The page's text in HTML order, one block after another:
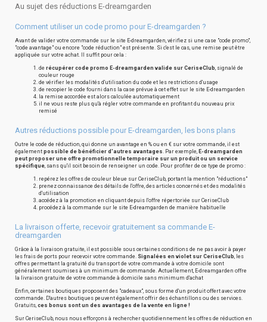
Au sujet des réductions E-dreamgarden
Comment utiliser un code promo pour E-dreamgarden ?
Avant de valider votre commande sur le site E-dreamgarden, vérifiez si une case "code promo",
"code avantage" ou encore "code réduction" est présente. Si c'est le cas, une remise peut être
appliquée sur votre achat. Il suffit pour cela :
de récupérer code promo E-dreamgarden valide sur CeriseClub, signalé de
couleur rouge
de vérifier les modalités d'utilisation du code et les restrictions d'usage
de recopier le code fourni dans la case prévue à cet effet sur le site E-dreamgarden
la remise accordée est alors calculée automatiquement
il ne vous reste plus qu'à régler votre commande en profitant du nouveau prix
remisé
Autres réductions possible pour E-dreamgarden, les bons plans
Outre le code de réduction, qui donne un avantage en % ou en € sur votre commande, il est
également possible de bénéficier d'autres avantages. Par exemple, E-dreamgarden
peut proposer une offre promotionnelle temporaire sur un produit ou un service
spécifique, sans qu'il soit besoin de renseigner un code. Pour profiter de ce type de promo :
repérez les offres de couleur bleue sur CeriseClub, portant la mention "réductions"
prenez connaissance des détails de l'offre, des articles concernés et des modalités
d'utilisation
accédez à la promotion en cliquant depuis l'offre répertoriée sur CeriseClub
procédez à la commande sur le site E-dreamgarden de manière habituelle
La livraison offerte, recevoir gratuitement sa commande E-
dreamgarden
Grâce à la livraison gratuite, il est possible sous certaines conditions de ne pas avoir à payer
les frais de ports pour recevoir votre commande. Signalées en violet sur CeriseClub, les
offres permettant la gratuité du transport de votre commande à votre domicile sont
généralement soumises à un minimum de commande. Actuellement, E-dreamgarden offre
la livraison gratuite de votre commande à domicile sans minimum d'achat
Enfin, certaines boutiques proposent des "cadeaux", sous forme d'un produit offert avec votre
commande. D'autres boutiques peuvent également offrir des échantillons ou des services.
Gratuits, ces bonus sont un des avantages de la vente en ligne !
Sur CeriseClub, nous nous efforçons à rechercher quotidiennement les offres de réduction en